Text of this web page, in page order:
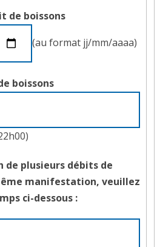
de boissons
(au format jj/mm/aaaa)
boissons
de plusieurs débits de
manifestation, veuillez
ci-dessous :